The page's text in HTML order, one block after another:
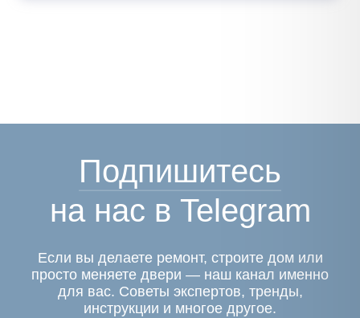
Подпишитесь
на нас в Telegram
Если вы делаете ремонт, строите дом или
просто меняете двери — наш канал именно
для вас. Советы экспертов, тренды,
инструкции и многое другое.